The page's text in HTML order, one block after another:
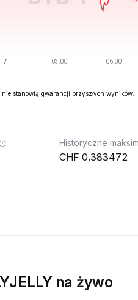
stanowią gwarancji przyszłych wyników.
Historyczne
0.383472
na żywo